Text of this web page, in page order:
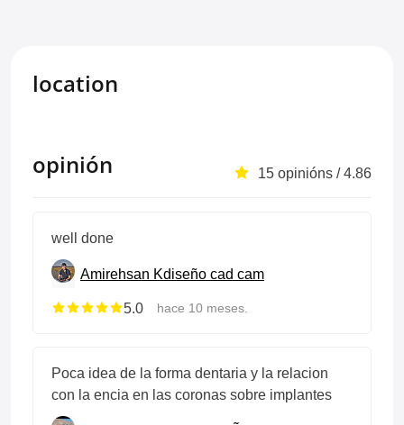
location
opinión 15 opinións / 4.86
well done
Amirehsan Kdiseño cad cam
5.0
hace 10 meses.
Poca idea de la forma dentaria y la relacion
con la encia en las coronas sobre implantes